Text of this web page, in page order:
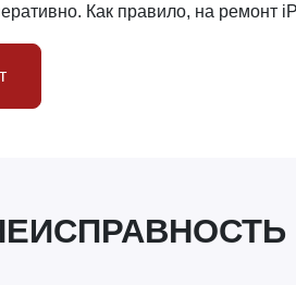
Как правило, на ремонт